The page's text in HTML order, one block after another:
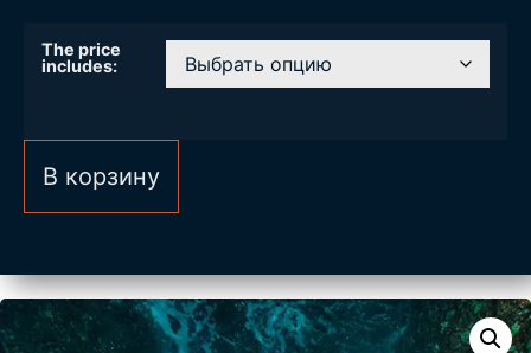
The price
includes:
В корзину